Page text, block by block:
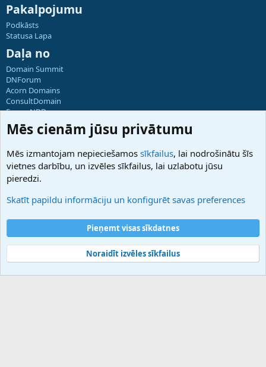
Pakalpojumu
Podkāsts
Statusa Lapa
Daļa no
Domain Summit
DNForum
Acorn Domains
ConsultDomain
ForumNDD
Domainforum.ro
27.be
Hostmaria
Atbalsts
Palīdzība
Noteikumi un nosacījumi
Privātuma politika
Community platform by XenForo® © 2010-2025 XenForo Ltd.
Mēs cienām jūsu privātumu
Mēs izmantojam nepieciešamos sīkfailus, lai nodrošinātu šīs
vietnes darbību, un izvēles sīkfailus, lai uzlabotu jūsu
pieredzi.
Skatīt papildu informāciju un konfigurēt savas preferences
Pieņemt visas sīkdatnes
Noraidīt izvēles sīkfailus